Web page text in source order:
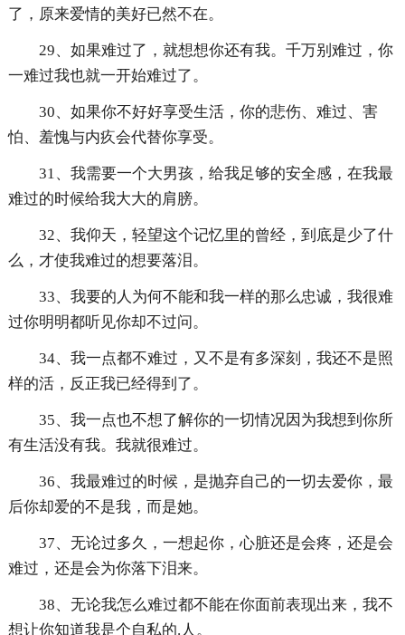
了，原来爱情的美好已然不在。
29、如果难过了，就想想你还有我。千万别难过，你
一难过我也就一开始难过了。
30、如果你不好好享受生活，你的悲伤、难过、害
怕、羞愧与内疚会代替你享受。
31、我需要一个大男孩，给我足够的安全感，在我最
难过的时候给我大大的肩膀。
32、我仰天，轻望这个记忆里的曾经，到底是少了什
么，才使我难过的想要落泪。
33、我要的人为何不能和我一样的那么忠诚，我很难
过你明明都听见你却不过问。
34、我一点都不难过，又不是有多深刻，我还不是照
样的活，反正我已经得到了。
35、我一点也不想了解你的一切情况因为我想到你所
有生活没有我。我就很难过。
36、我最难过的时候，是抛弃自己的一切去爱你，最
后你却爱的不是我，而是她。
37、无论过多久，一想起你，心脏还是会疼，还是会
难过，还是会为你落下泪来。
38、无论我怎么难过都不能在你面前表现出来，我不
想让你知道我是个自私的.人。